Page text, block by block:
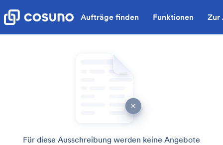
Aufträge finden Funktionen Zur
Für diese Ausschreibung werden keine Angebote